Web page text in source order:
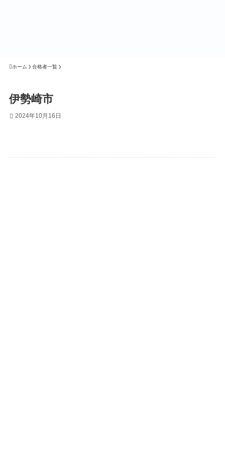
ホーム 合格者一覧
伊勢崎市
2024年10月16日